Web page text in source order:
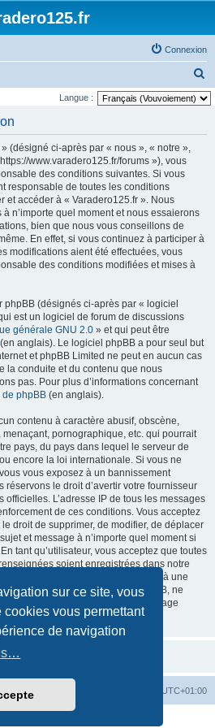
sur ce site, vous
cookies vous permettant
de navigation
Connexion
e
Langue :
(désigné ci-après par « nous », « notre »,
www.varadero125.fr/forums »), vous
des conditions suivantes. Si vous
responsable de toutes les conditions
et accéder à « Varadero125.fr ». Nous
n’importe quel moment et nous essaierons
bien que nous vous conseillons de
En effet, si vous continuez à participer à
modifications aient été effectuées, vous
des conditions modifiées et mises à
phpBB (désignés ci-après par « logiciel
est un logiciel de forum de discussions
générale GNU 2.0 » et qui peut être
(en anglais). Le logiciel phpBB a pour seul but
et phpBB Limited ne peut en aucun cas
la conduite et du contenu que nous
pas. Pour plus d’informations concernant
de phpBB (en anglais).
contenu à caractère abusif, obscène,
pornographique, etc. qui pourrait
pays, du pays dans lequel le serveur de
encore la loi internationale. Si vous ne
vous exposez à un bannissement
réservons le droit d’avertir votre fournisseur
officielles. L’adresse IP de tous les messages
de ces conditions. Vous acceptez
droit de supprimer, de modifier, de déplacer
et message à n’importe quel moment si
tant qu’utilisateur, vous acceptez que toutes
soient enregistrées dans notre
ne seront pas diffusées à une
ni « Varadero125.fr », ni phpBB, ne
en cas de tentative de piratage
vos données.
UTC+01:00
® Forum Software © phpBB Limited